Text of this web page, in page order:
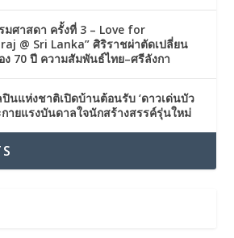
มศาสดา ครั้งที่ 3 – Love for
@ Sri Lanka” ศิริราชผ่าตัดเปลี่ยน
70 ปี ความสัมพันธ์ไทย–ศรีลังกา
แห่งชาติเปิดบ้านต้อนรับ ‘ดาวเด่นบัว
กายแรงบันดาลใจนักสร้างสรรค์รุ่นใหม่